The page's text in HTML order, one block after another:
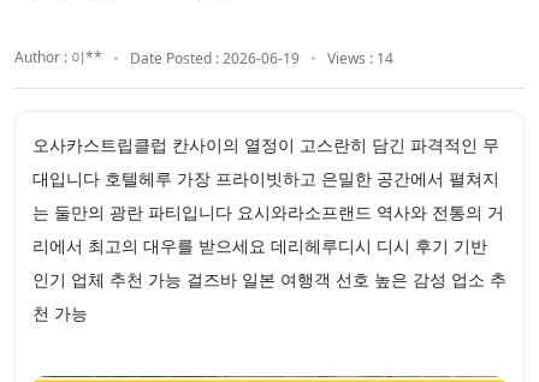
Author : 이** Date Posted : 2026-06-19 Views : 14
오사카스트립클럽 칸사이의 열정이 고스란히 담긴 파격적인 무
대입니다 호텔헤루 가장 프라이빗하고 은밀한 공간에서 펼쳐지
는 둘만의 광란 파티입니다 요시와라소프랜드 역사와 전통의 거
리에서 최고의 대우를 받으세요 데리헤루디시 디시 후기 기반
인기 업체 추천 가능 걸즈바 일본 여행객 선호 높은 감성 업소 추
천 가능